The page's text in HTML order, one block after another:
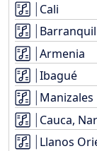
Cali
Armenia
Ibagué
Manizales
Cauca,
Llanos